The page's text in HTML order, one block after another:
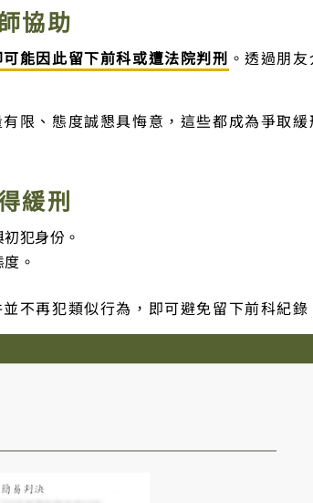
協助
能因此留下前科或遭法院判刑 。透過朋
限、態度誠懇具悔意，這些都成為爭取
緩刑
犯身份。
。
不再犯類似行為，即可避免留下前科紀錄